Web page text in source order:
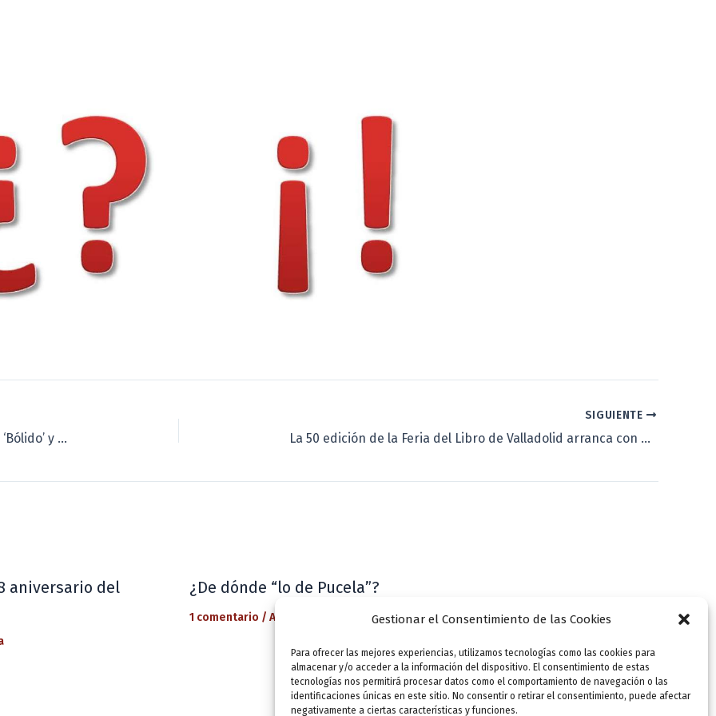
Gestionar el Consentimiento de las Cookies
Para ofrecer las mejores experiencias, utilizamos tecnologías como las cookies para
almacenar y/o acceder a la información del dispositivo. El consentimiento de estas
tecnologías nos permitirá procesar datos como el comportamiento de navegación o las
identificaciones únicas en este sitio. No consentir o retirar el consentimiento, puede afectar
negativamente a ciertas características y funciones.
Entrega de premios del Concurso de Microcuentos ‘Bólido’ y el Certamen de Poesía Visual
SIGUIENTE
La 50 edición de la Feria del Libro de Valladolid arranca con el pregón de Manuel Rivas
aniversario del ¿De dónde “lo de Pucela”?
1 comentario / Actualidad VLLensutinta